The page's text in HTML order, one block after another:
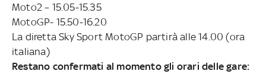
Moto2 – 15.05-15.35
MotoGP- 15.50-16.20
La diretta Sky Sport MotoGP partirà alle 14.00 (ora
italiana)
Restano confermati al momento gli orari delle gare: